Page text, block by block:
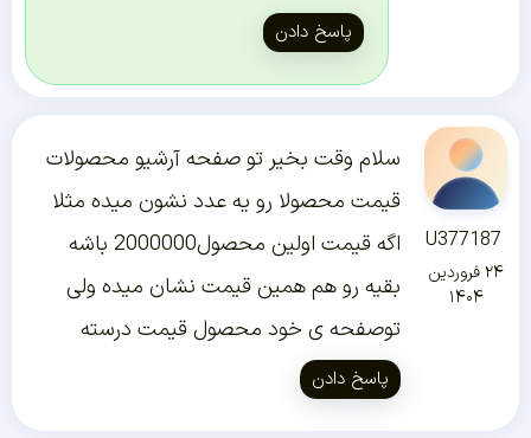
پاسخ دادن
U377187
۲۴ فروردین
۱۴۰۴
سلام وقت بخیر تو صفحه آرشیو محصولات
قیمت محصولا رو یه عدد نشون میده مثلا
اگه قیمت اولین محصول2000000 باشه
بقیه رو هم همین قیمت نشان میده ولی
توصفحه ی خود محصول قیمت درسته
پاسخ دادن